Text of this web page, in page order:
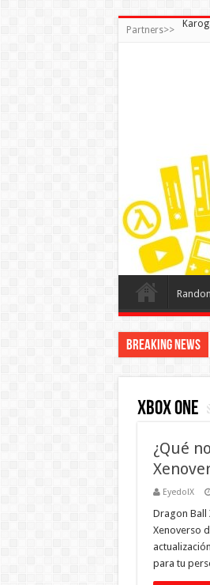
Partners>>
Breaking News
Xbox One
¿Qué
EyedolX
Dragon Ball
Xenoverso
para tu